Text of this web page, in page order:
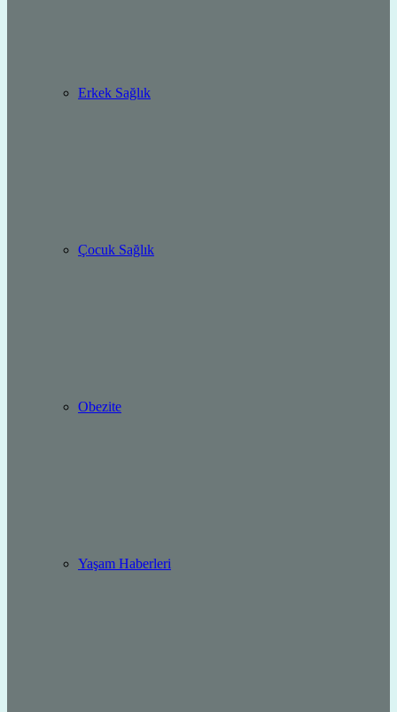
Erkek Sağlık
Çocuk Sağlık
Obezite
Yaşam Haberleri